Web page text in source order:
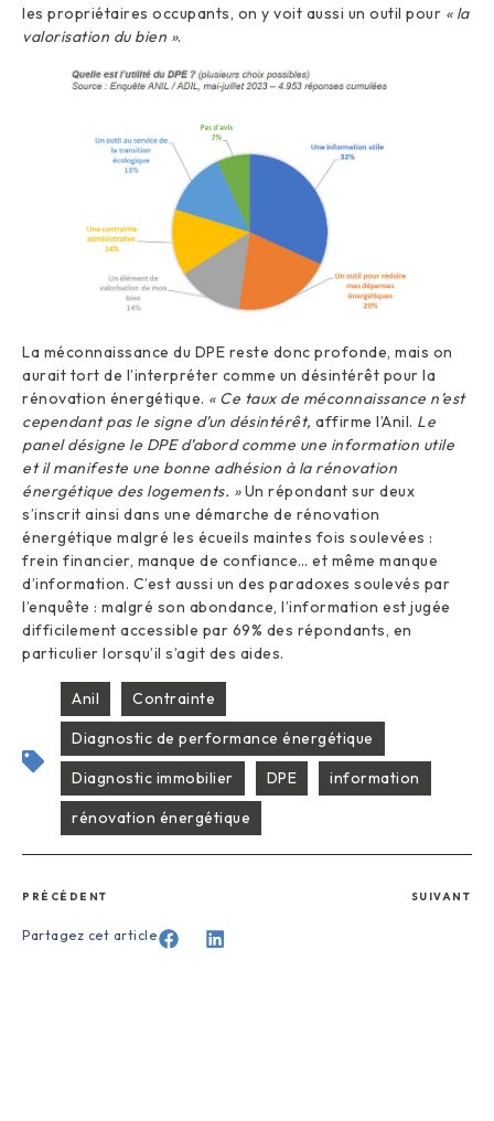
les propriétaires occupants, on y voit aussi un outil pour « la
valorisation du bien ».
La méconnaissance du DPE reste donc profonde, mais on
aurait tort de l’interpréter comme un désintérêt pour la
rénovation énergétique. « Ce taux de méconnaissance n’est
cependant pas le signe d’un désintérêt, affirme l’Anil. Le
panel désigne le DPE d’abord comme une information utile
et il manifeste une bonne adhésion à la rénovation
énergétique des logements. »Un répondant sur deux
s’inscrit ainsi dans une démarche de rénovation
énergétique malgré les écueils maintes fois soulevées :
frein financier, manque de confiance… et même manque
d’information. C’est aussi un des paradoxes soulevés par
l’enquête : malgré son abondance, l’information est jugée
difficilement accessible par 69% des répondants, en
particulier lorsqu’il s’agit des aides.
Anil
Contrainte
Diagnostic de performance énergétique
Diagnostic immobilier
DPE
information
rénovation énergétique
PRÉCÉDENT SUIVANT
Partagez cet article